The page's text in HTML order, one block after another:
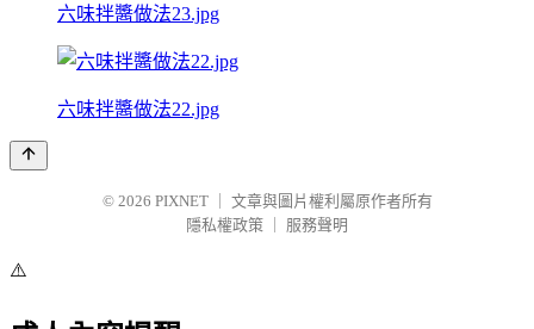
六味拌醬做法23.jpg
六味拌醬做法22.jpg
© 2026 PIXNET
文章與圖片權利屬原作者所有
隱私權政策
服務聲明
⚠️